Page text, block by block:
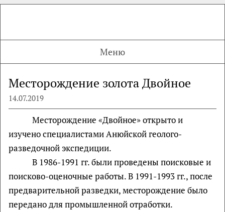
Меню
Месторождение золота Двойное
14.07.2019
Месторождение «Двойное» открыто и
изучено специалистами Анюйской геолого-
разведочной экспедиции.
В 1986-1991 гг. были проведены поисковые и
поисково-оценочные работы. В 1991-1993 гг., после
предварительной разведки, месторождение было
передано для промышленной отработки.